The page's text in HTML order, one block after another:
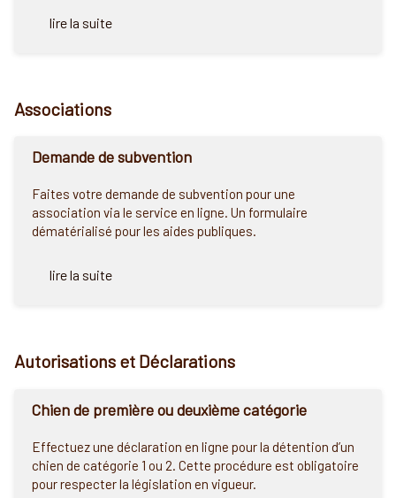
lire la suite
Associations
Demande de subvention
Faites votre demande de subvention pour une
association via le service en ligne. Un formulaire
dématérialisé pour les aides publiques.
lire la suite
Autorisations et Déclarations
Chien de première ou deuxième catégorie
Effectuez une déclaration en ligne pour la détention d’un
chien de catégorie 1 ou 2. Cette procédure est obligatoire
pour respecter la législation en vigueur.